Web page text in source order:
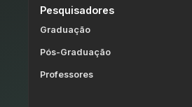
Pesquisadores
Graduação
Pós-Graduação
Professores